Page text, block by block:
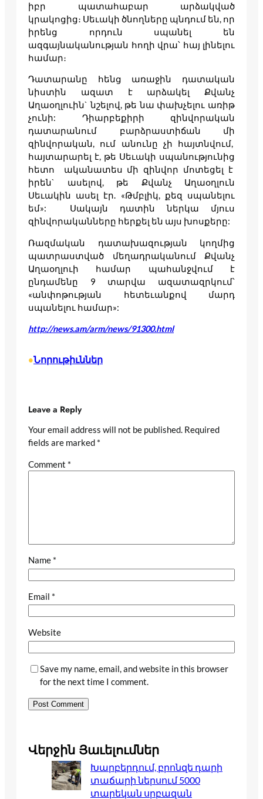
իբր պատահաբար արձակված
կրակոցից։ Սեւակի ծնողները պնդում են, որ
իրենց որդուն սպանել են
ազգայնականության հողի վրա՝ հայ լինելու
համար։
Դատարանը հենց առաջին դատական
նիստին ազատ է արձակել Քվանչ
Աղաօղլուին` նշելով, թե նա փախչելու առիթ
չունի: Դիարբեքիրի զինվորական
դատարանում բարձրաստիճան մի
զինվորական, ում անունը չի հայտնվում,
հայտարարել է, թե Սեւակի սպանությունից
հետո ականատես մի զինվոր մոտեցել է
իրեն` ասելով, թե Քվանչ Աղաօղլուն
Սեւակին ասել էր. «Թմբլիկ, քեզ սպանելու
եմ»: Սակայն դատին ներկա մյուս
զինվորականները հերքել են այս խոսքերը:
Ռազմական դատախազության կողմից
պատրաստված մեղադրականում Քվանչ
Աղաօղլուի համար պահանջվում է
ընդամենը 9 տարվա ազատազրկում՝
«անփոթության հետեւանքով մարդ
սպանելու համար»:
http://news.am/arm/news/91300.html
•Նորութիւններ
Leave a Reply
Your email address will not be published. Required
fields are marked *
Comment *
Name *
Email *
Website
Save my name, email, and website in this browser
for the next time I comment.
Վերջին Յաւելումներ
Խարբերդում, բրոնզե դարի
տաճարի ներսում 5000
տարեկան սրբազան